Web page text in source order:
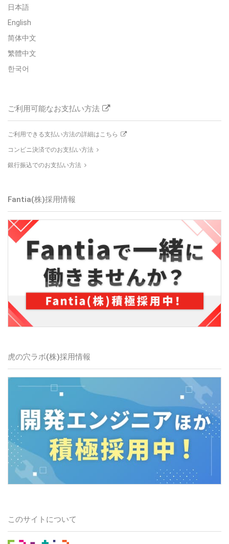
日本語
English
简体中文
繁體中文
한국어
ご利用可能なお支払い方法
ご利用できる支払い方法の詳細はこちら
コンビニ決済でのお支払い方法
銀行振込でのお支払い方法
Fantia(株)採用情報
虎の穴ラボ(株)採用情報
このサイトについて